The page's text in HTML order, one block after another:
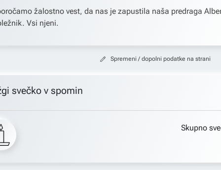
žalostno vest, da nas je zapustila naša predraga
Vsi njeni.
Spremeni / dopolni podatke na strani
svečko v spomin
Skupno